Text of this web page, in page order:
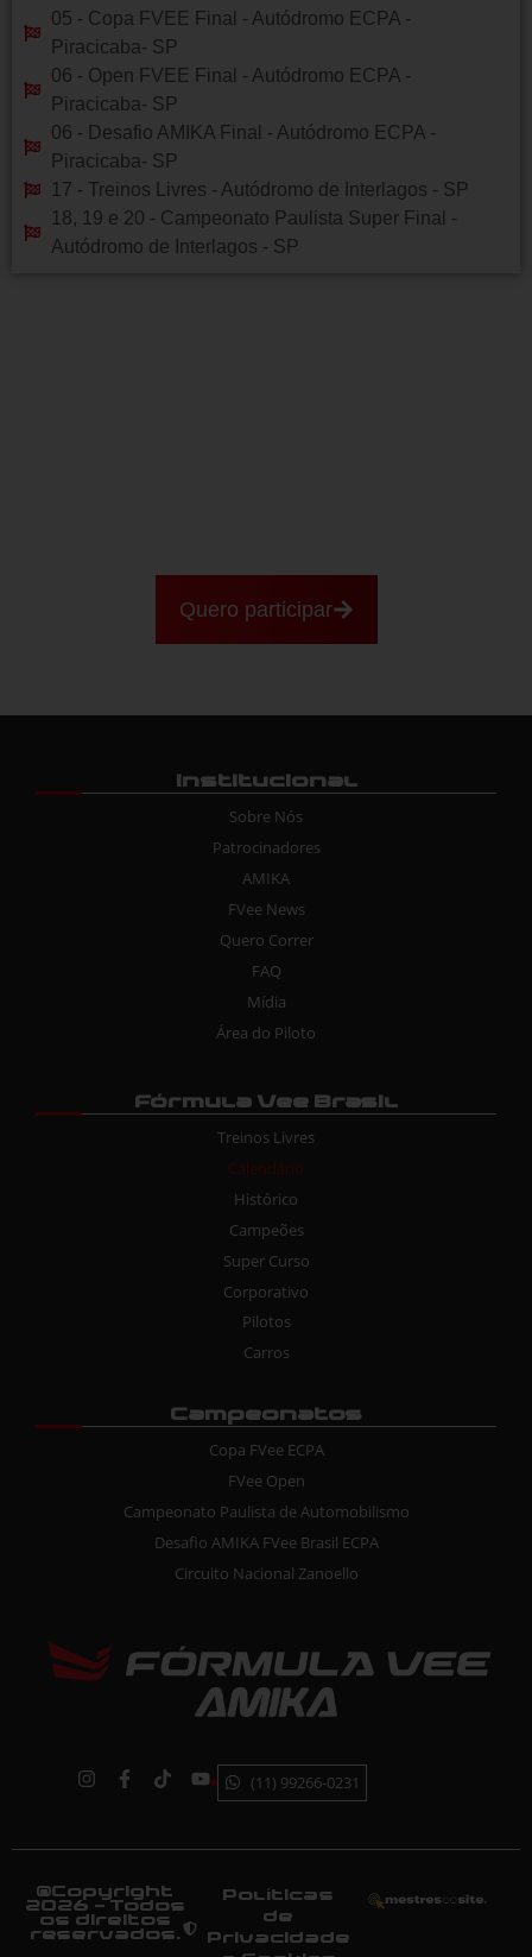
05 - Copa FVEE Final - Autódromo ECPA -
Piracicaba- SP
06 - Open FVEE Final - Autódromo ECPA -
Piracicaba- SP
06 - Desafio AMIKA Final - Autódromo ECPA -
Piracicaba- SP
17 - Treinos Livres - Autódromo de Interlagos - SP
18, 19 e 20 - Campeonato Paulista Super Final -
Autódromo de Interlagos - SP
Quero participar
Institucional
Sobre Nós
Patrocinadores
AMIKA
FVee News
Quero Correr
FAQ
Mídia
Área do Piloto
Fórmula Vee Brasil
Treinos Livres
Calendário
Histórico
Campeões
Super Curso
Corporativo
Pilotos
Carros
Campeonatos
Copa FVee ECPA
FVee Open
Campeonato Paulista de Automobilismo
Desafio AMIKA FVee Brasil ECPA
Circuito Nacional Zanoello
(11) 99266-0231
©Copyright
2026 - Todos
os direitos
reservados.
Políticas
de
Privacidade